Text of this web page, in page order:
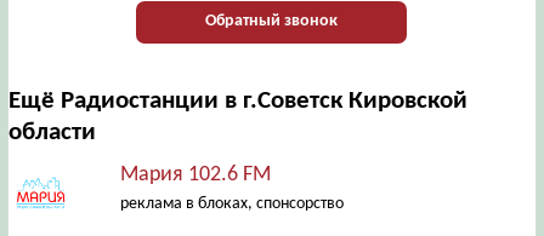
Обратный звонок
Ещё Радиостанции в г.Советск Кировской
области
Мария 102.6 FM
реклама в блоках, спонсорство